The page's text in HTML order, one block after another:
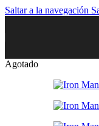
Saltar a la navegación
Agotado